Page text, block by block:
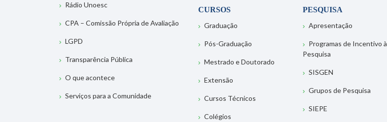
Rádio Unoesc
CPA – Comissão Própria de Avaliação
LGPD
Transparência Pública
O que acontece
Serviços para a Comunidade
CURSOS
Graduação
Pós-Graduação
Mestrado e Doutorado
Extensão
Cursos Técnicos
Colégios
PESQUISA
Apresentação
Programas de Incentivo à
Pesquisa
SISGEN
Grupos de Pesquisa
SIEPE